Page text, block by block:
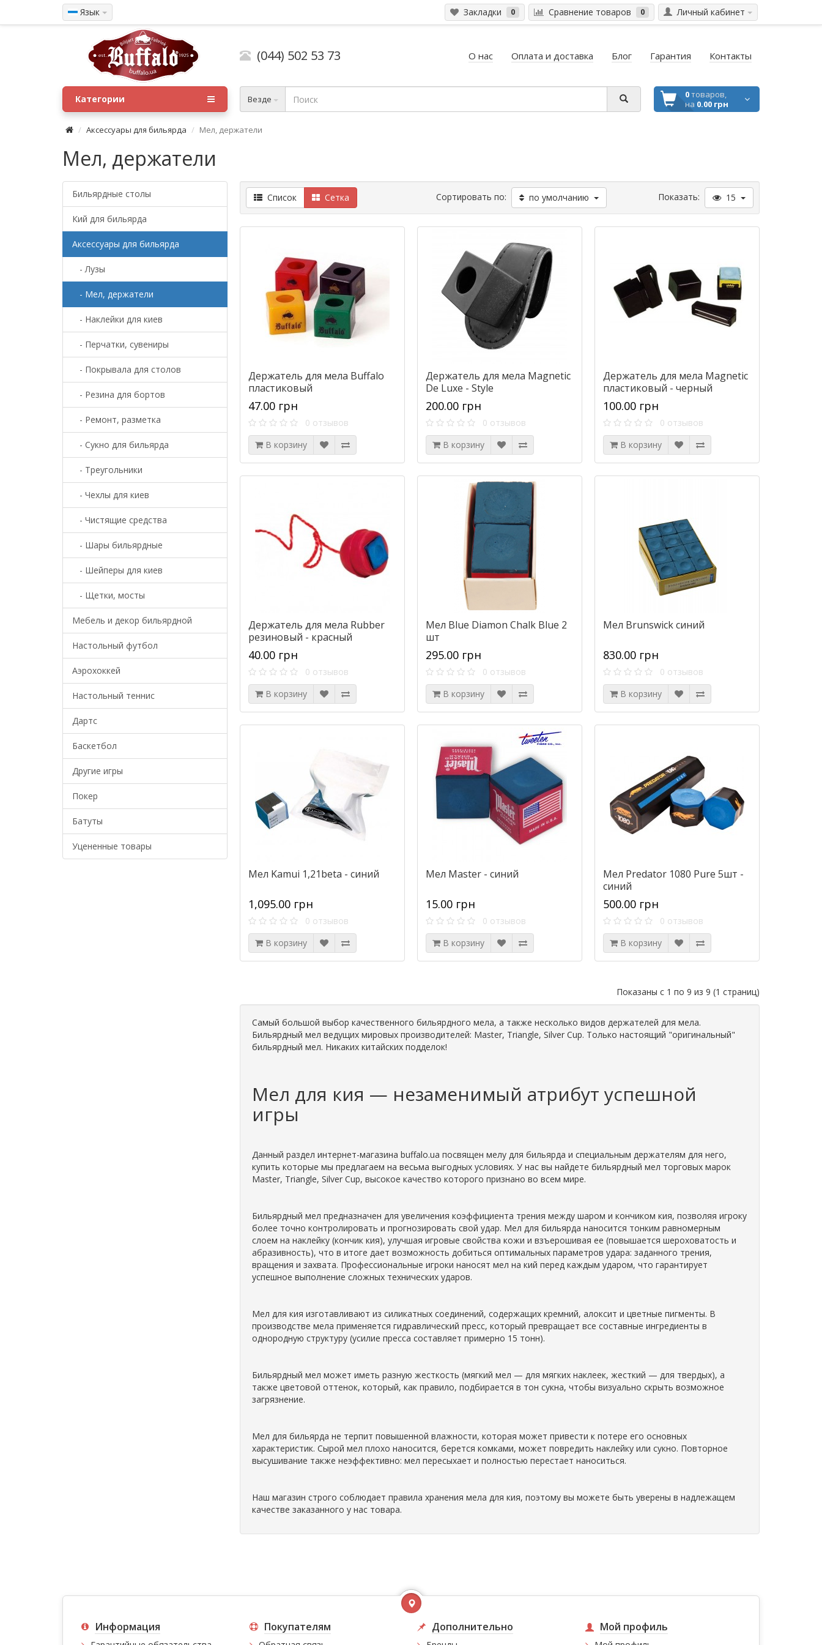
Язык Личный кабинет
Закладки 0 Сравнение товаров 0
(044) 502 53 73 О нас Оплата и доставка Блог Гарантия Контакты
Везде 0товаров,
на 0.00 грн
Категории
Аксессуары для бильярда Мел, держатели
Мел, держатели
Бильярдные столы
Кий для бильярда
Аксессуары для бильярда
- Лузы
- Мел, держатели
- Наклейки для киев
- Перчатки, сувениры
- Покрывала для столов
- Резина для бортов
- Ремонт, разметка
- Сукно для бильярда
- Треугольники
- Чехлы для киев
- Чистящие средства
- Шары бильярдные
- Шейперы для киев
- Щетки, мосты
Мебель и декор бильярдной
Настольный футбол
Аэрохоккей
Настольный теннис
Дартс
Баскетбол
Другие игры
Покер
Батуты
Уцененные товары
Список Сетка Сортировать по: по умолчанию Показать: 15
Держатель для мела Buffalo
пластиковый
47.00 грн
0 отзывов
В корзину
Держатель для мела Magnetic
De Luxe - Style
200.00 грн
0 отзывов
В корзину
Держатель для мела Magnetic
пластиковый - черный
100.00 грн
0 отзывов
В корзину
Держатель для мела Rubber
резиновый - красный
40.00 грн
0 отзывов
В корзину
Мел Blue Diamon Chalk Blue 2
шт
295.00 грн
0 отзывов
В корзину
Мел Brunswick синий
830.00 грн
0 отзывов
В корзину
Мел Kamui 1,21beta - синий
1,095.00 грн
0 отзывов
В корзину
Мел Master - синий
15.00 грн
0 отзывов
В корзину
Мел Predator 1080 Pure 5шт -
синий
500.00 грн
0 отзывов
В корзину
Показаны с 1 по 9 из 9 (1 страниц)
Самый большой выбор качественного бильярдного мела, а также несколько видов держателей для мела.
Бильярдный мел ведущих мировых производителей: Master, Triangle, Silver Cup. Только настоящий "оригинальный"
бильярдный мел. Никаких китайских подделок!
Мел для кия — незаменимый атрибут успешной
игры
Данный раздел интернет-магазина buffalo.ua посвящен мелу для бильярда и специальным держателям для него,
купить которые мы предлагаем на весьма выгодных условиях. У нас вы найдете бильярдный мел торговых марок
Master, Triangle, Silver Cup, высокое качество которого признано во всем мире.
Бильярдный мел предназначен для увеличения коэффициента трения между шаром и кончиком кия, позволяя игроку
более точно контролировать и прогнозировать свой удар. Мел для бильярда наносится тонким равномерным
слоем на наклейку (кончик кия), улучшая игровые свойства кожи и взъерошивая ее (повышается шероховатость и
абразивность), что в итоге дает возможность добиться оптимальных параметров удара: заданного трения,
вращения и захвата. Профессиональные игроки наносят мел на кий перед каждым ударом, что гарантирует
успешное выполнение сложных технических ударов.
Мел для кия изготавливают из силикатных соединений, содержащих кремний, алоксит и цветные пигменты. В
производстве мела применяется гидравлический пресс, который превращает все составные ингредиенты в
однородную структуру (усилие пресса составляет примерно 15 тонн).
Бильярдный мел может иметь разную жесткость (мягкий мел — для мягких наклеек, жесткий — для твердых), а
также цветовой оттенок, который, как правило, подбирается в тон сукна, чтобы визуально скрыть возможное
загрязнение.
Мел для бильярда не терпит повышенной влажности, которая может привести к потере его основных
характеристик. Сырой мел плохо наносится, берется комками, может повредить наклейку или сукно. Повторное
высушивание также неэффективно: мел пересыхает и полностью перестает наноситься.
Наш магазин строго соблюдает правила хранения мела для кия, поэтому вы можете быть уверены в надлежащем
качестве заказанного у нас товара.
Информация Покупателям Дополнительно Мой профиль